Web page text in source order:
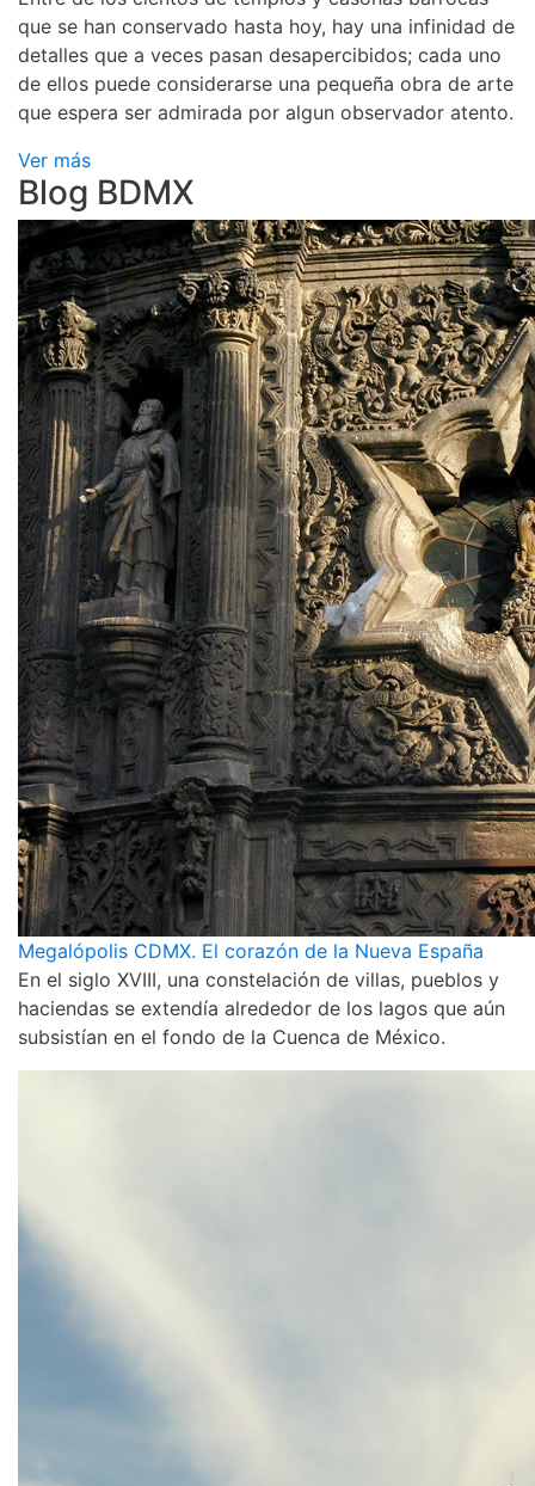
que se han conservado hasta hoy, hay una infinidad de
detalles que a veces pasan desapercibidos; cada uno
de ellos puede considerarse una pequeña obra de arte
que espera ser admirada por algun observador atento.
Ver más
Blog BDMX
Megalópolis CDMX. El corazón de la Nueva España
En el siglo XVIII, una constelación de villas, pueblos y
haciendas se extendía alrededor de los lagos que aún
subsistían en el fondo de la Cuenca de México.